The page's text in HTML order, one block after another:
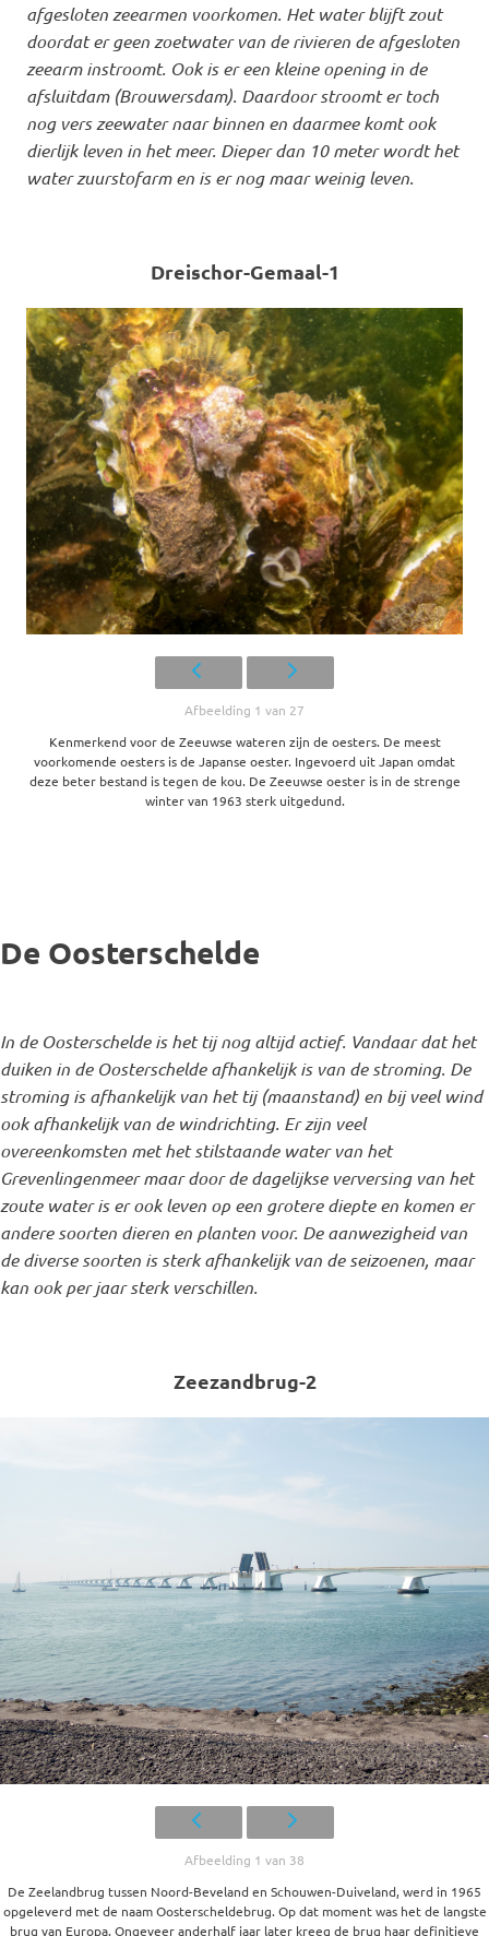
afgesloten zeearmen voorkomen. Het water blijft zout
doordat er geen zoetwater van de rivieren de afgesloten
zeearm instroomt. Ook is er een kleine opening in de
afsluitdam (Brouwersdam). Daardoor stroomt er toch
nog vers zeewater naar binnen en daarmee komt ook
dierlijk leven in het meer. Dieper dan 10 meter wordt het
water zuurstofarm en is er nog maar weinig leven.
Dreischor-Gemaal-1
Afbeelding 1 van 27
Kenmerkend voor de Zeeuwse wateren zijn de oesters. De meest
voorkomende oesters is de Japanse oester. Ingevoerd uit Japan omdat
deze beter bestand is tegen de kou. De Zeeuwse oester is in de strenge
winter van 1963 sterk uitgedund.
De Oosterschelde
In de Oosterschelde is het tij nog altijd actief. Vandaar dat het
duiken in de Oosterschelde afhankelijk is van de stroming. De
stroming is afhankelijk van het tij (maanstand) en bij veel wind
ook afhankelijk van de windrichting. Er zijn veel
overeenkomsten met het stilstaande water van het
Grevenlingenmeer maar door de dagelijkse verversing van het
zoute water is er ook leven op een grotere diepte en komen er
andere soorten dieren en planten voor. De aanwezigheid van
de diverse soorten is sterk afhankelijk van de seizoenen, maar
kan ook per jaar sterk verschillen.
Zeezandbrug-2
Afbeelding 1 van 38
De Zeelandbrug tussen Noord-Beveland en Schouwen-Duiveland, werd in 1965
opgeleverd met de naam Oosterscheldebrug. Op dat moment was het de langste
brug van Europa. Ongeveer anderhalf jaar later kreeg de brug haar definitieve